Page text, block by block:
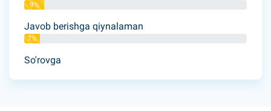
9%
Javob berishga qiynalaman
7%
So'rovga